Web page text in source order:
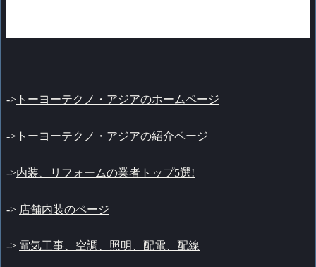
-> トーヨーテクノ・アジアのホームページ
-> トーヨーテクノ・アジアの紹介ページ
->内装、リフォームの業者トップ5選!
-> 店舗内装のページ
-> 電気工事、空調、照明、配電、配線